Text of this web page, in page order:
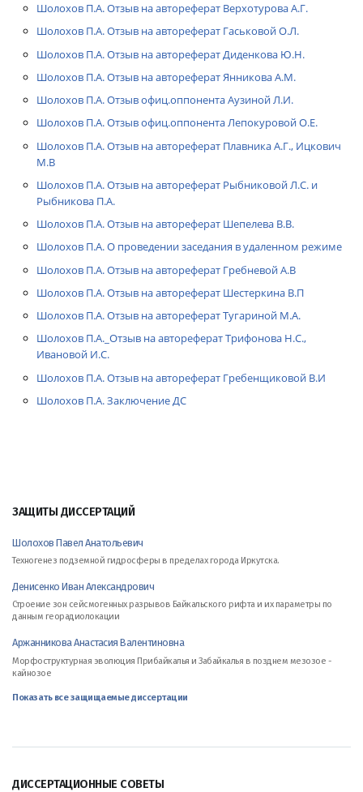
ЗАЩИТЫ ДИССЕРТАЦИЙ
Шолохов Павел Анатольевич
Техногенез подземной гидросферы в пределах города Иркутска.
Денисенко Иван Александрович
Строение зон сейсмогенных разрывов Байкальского рифта и их параметры по
данным георадиолокации
Аржанникова Анастасия Валентиновна
Морфоструктурная эволюция Прибайкалья и Забайкалья в позднем мезозое -
кайнозое
Показать все защищаемые диссертации
ДИССЕРТАЦИОННЫЕ СОВЕТЫ
Шолохов П.А. Отзыв на автореферат Верхотурова А.Г.
Шолохов П.А. Отзыв на автореферат Гаськовой О.Л.
Шолохов П.А. Отзыв на автореферат Диденкова Ю.Н.
Шолохов П.А. Отзыв на автореферат Янникова А.М.
Шолохов П.А. Отзыв офиц.оппонента Аузиной Л.И.
Шолохов П.А. Отзыв офиц.оппонента Лепокуровой О.Е.
Шолохов П.А. Отзыв на автореферат Плавника А.Г., Ицкович
М.В
Шолохов П.А. Отзыв на автореферат Рыбниковой Л.С. и
Рыбникова П.А.
Шолохов П.А. Отзыв на автореферат Шепелева В.В.
Шолохов П.А. О проведении заседания в удаленном режиме
Шолохов П.А. Отзыв на автореферат Гребневой А.В
Шолохов П.А. Отзыв на автореферат Шестеркина В.П
Шолохов П.А. Отзыв на автореферат Тугариной М.А.
Шолохов П.А._Отзыв на автореферат Трифонова Н.С.,
Ивановой И.С.
Шолохов П.А. Отзыв на автореферат Гребенщиковой В.И
Шолохов П.А. Заключение ДС